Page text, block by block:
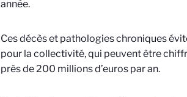
année.
Ces décès et pathologies chroniques
pour la collectivité, qui peuvent être
près de 200 millions d’euros par an.